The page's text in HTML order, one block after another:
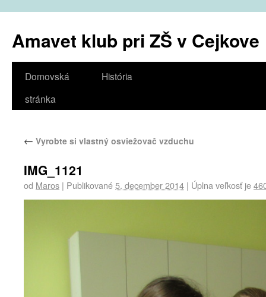
Amavet klub pri ZŠ v Cejkove
Domovská
stránka
História
← Vyrobte si vlastný osviežovač vzduchu
IMG_1121
od Maros | Publikované5. december 2014 | Úplna veľkosť je